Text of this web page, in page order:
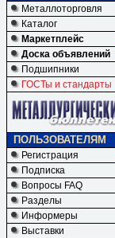
Металлоторговля
Каталог
Маркетплейс
Доска объявлений
Подшипники
ГОСТы и стандарты
ПОЛЬЗОВАТЕЛЯМ
Регистрация
Подписка
Вопросы FAQ
Разделы
Информеры
Выставки